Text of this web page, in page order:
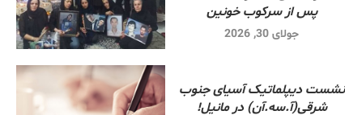
پس از سرکوب خونین
جولای 30, 2026
نشست دیپلماتیک آسیای جنوب
شرقی‌(آ.سه.آن) در مانیل!